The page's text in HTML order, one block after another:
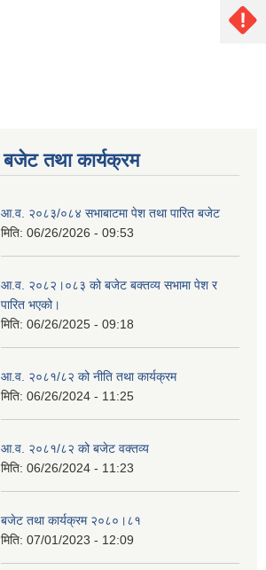
बजेट तथा कार्यक्रम
आ.व. २०८३/०८४ सभाबाटमा पेश तथा पारित बजेट
मिति: 06/26/2026 - 09:53
आ‍.व. २०८२।०८३ को बजेट बक्तव्य सभामा पेश र
पारित भएको।
मिति: 06/26/2025 - 09:18
आ.व. २०८१/८२ को नीति तथा कार्यक्रम
मिति: 06/26/2024 - 11:25
आ.व. २०८१/८२ को बजेट वक्तव्य
मिति: 06/26/2024 - 11:23
बजेट तथा कार्यक्रम २०८०।८१
मिति: 07/01/2023 - 12:09